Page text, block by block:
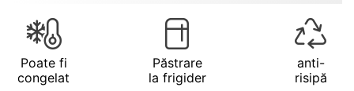
Poate fi
congelat
Păstrare
la frigider
anti-
risipă